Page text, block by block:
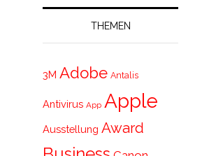
THEMEN
3M Adobe Antalis
Antivirus App Apple
Ausstellung Award